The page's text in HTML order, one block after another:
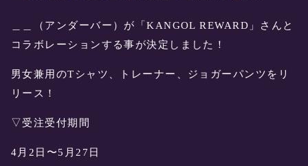
＿＿（アンダーバー）が「KANGOL REWARD」さんと
コラボレーションする事が決定しました！
男女兼用のTシャツ、トレーナー、ジョガーパンツをリ
リース！
▽受注受付期間
4月2日〜5月27日